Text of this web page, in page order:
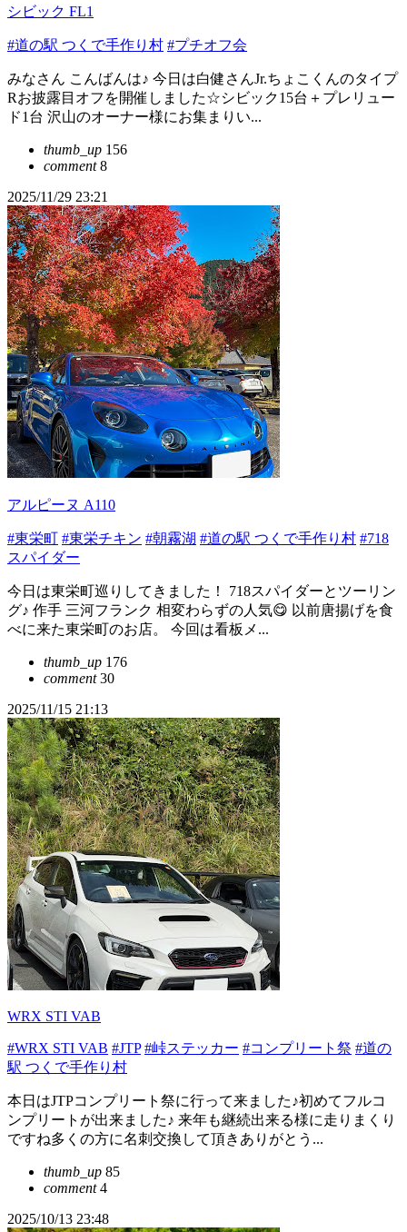
シビック FL1
#道の駅 つくで手作り村 #プチオフ会
みなさん こんばんは♪ 今日は白健さんJr.ちょこくんのタイプ
Rお披露目オフを開催しました☆シビック15台＋プレリュー
ド1台 沢山のオーナー様にお集まりい...
thumb_up 156
comment8
2025/11/29 23:21
アルピーヌ A110
#東栄町 #東栄チキン #朝霧湖 #道の駅 つくで手作り村 #718
スパイダー
今日は東栄町巡りしてきました！ 718スパイダーとツーリン
グ♪ 作手 三河フランク 相変わらずの人気😋 以前唐揚げを食
べに来た東栄町のお店。 今回は看板メ...
thumb_up 176
comment30
2025/11/15 21:13
WRX STI VAB
#WRX STI VAB #JTP #峠ステッカー #コンプリート祭 #道の
駅 つくで手作り村
本日はJTPコンプリート祭に行って来ました♪初めてフルコ
ンプリートが出来ました♪ 来年も継続出来る様に走りまくり
ですね多くの方に名刺交換して頂きありがとう...
thumb_up 85
comment4
2025/10/13 23:48